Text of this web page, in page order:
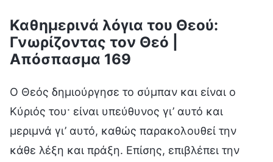
Καθημερινά λόγια του Θεού:
Γνωρίζοντας τον Θεό |
Απόσπασμα 169
Ο Θεός δημιούργησε το σύμπαν και είναι ο
Κύριός του· είναι υπεύθυνος γι’ αυτό και
μεριμνά γι’ αυτό, καθώς παρακολουθεί την
κάθε λέξη και πράξη. Επίσης, επιβλέπει την